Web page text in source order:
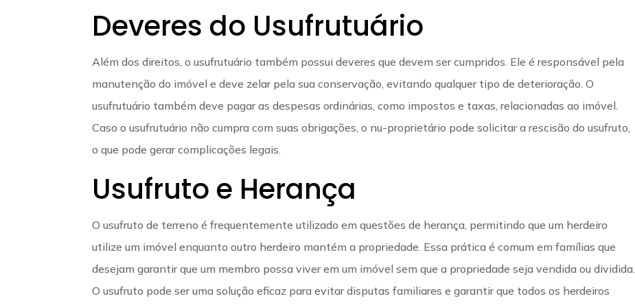
Deveres do Usufrutuário
Além dos direitos, o usufrutuário também possui deveres que devem ser cumpridos. Ele é responsável pela
manutenção do imóvel e deve zelar pela sua conservação, evitando qualquer tipo de deterioração. O
usufrutuário também deve pagar as despesas ordinárias, como impostos e taxas, relacionadas ao imóvel.
Caso o usufrutuário não cumpra com suas obrigações, o nu-proprietário pode solicitar a rescisão do usufruto,
o que pode gerar complicações legais.
Usufruto e Herança
O usufruto de terreno é frequentemente utilizado em questões de herança, permitindo que um herdeiro
utilize um imóvel enquanto outro herdeiro mantém a propriedade. Essa prática é comum em famílias que
desejam garantir que um membro possa viver em um imóvel sem que a propriedade seja vendida ou dividida.
O usufruto pode ser uma solução eficaz para evitar disputas familiares e garantir que todos os herdeiros